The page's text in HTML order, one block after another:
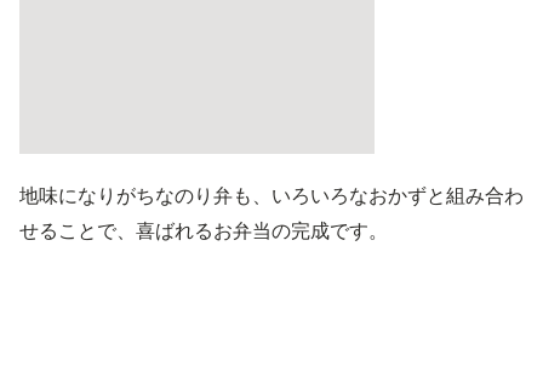
地味になりがちなのり弁も、いろいろなおかずと組み合わ
せることで、喜ばれるお弁当の完成です。